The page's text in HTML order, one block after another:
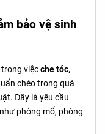
bảo vệ sinh
việcche tóc,
chéo trong quá
Đây là yêu cầu
phòng mổ, phòng